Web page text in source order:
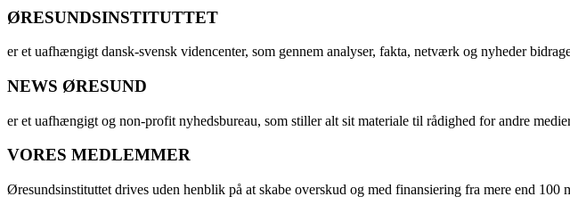
ØRESUNDSINSTITUTTET
er et uafhængigt dansk-svensk videncenter, som gennem analyser, fakta, netværk og nyheder
NEWS ØRESUND
er et uafhængigt og non-profit nyhedsbureau, som stiller alt sit materiale til rådighed for andre
VORES MEDLEMMER
Øresundsinstituttet drives uden henblik på at skabe overskud og med finansiering fra mere end